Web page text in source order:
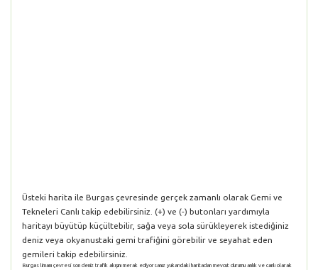
Üsteki harita ile Burgas çevresinde gerçek zamanlı olarak Gemi ve
Tekneleri Canlı takip edebilirsiniz. (+) ve (-) butonları yardımıyla
haritayı büyütüp küçültebilir, sağa veya sola sürükleyerek istediğiniz
deniz veya okyanustaki gemi trafiğini görebilir ve seyahat eden
gemileri takip edebilirsiniz.
Burgas limanı çevresi son deniz trafik akışını merak ediyorsanız yukarıdaki haritadan mevcut durumu anlık ve canlı olarak